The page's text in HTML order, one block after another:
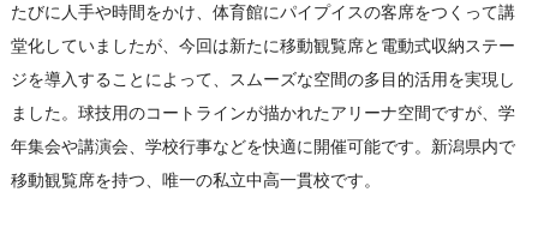
たびに人手や時間をかけ、体育館にパイプイスの客席をつくって講
堂化していましたが、今回は新たに移動観覧席と電動式収納ステー
ジを導入することによって、スムーズな空間の多目的活用を実現し
ました。球技用のコートラインが描かれたアリーナ空間ですが、学
年集会や講演会、学校行事などを快適に開催可能です。新潟県内で
移動観覧席を持つ、唯一の私立中高一貫校です。